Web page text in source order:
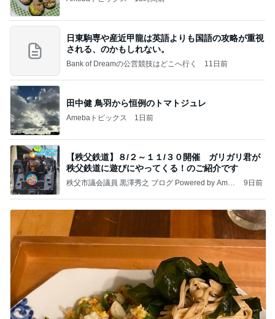
日東駒専や産近甲龍は英語よりも国語の攻略が重視
される、のかもしれない。
Bank of Dreamの公営競技はどこへ行く 11日前
田中健 鳥羽から恒例のトマトジュレ
Amebaトピックス 1日前
【秩父鉄道】８/２～１１/３０開催 ガリガリ君が
秩父鉄道に遊びにやってくる！のご紹介です
秩父市議会議員 黒澤秀之 ブログ Powered by Ameb
9日前